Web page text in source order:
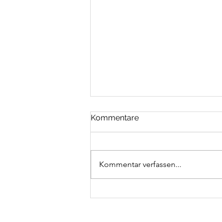
Kommentare
Kommentar verfassen...